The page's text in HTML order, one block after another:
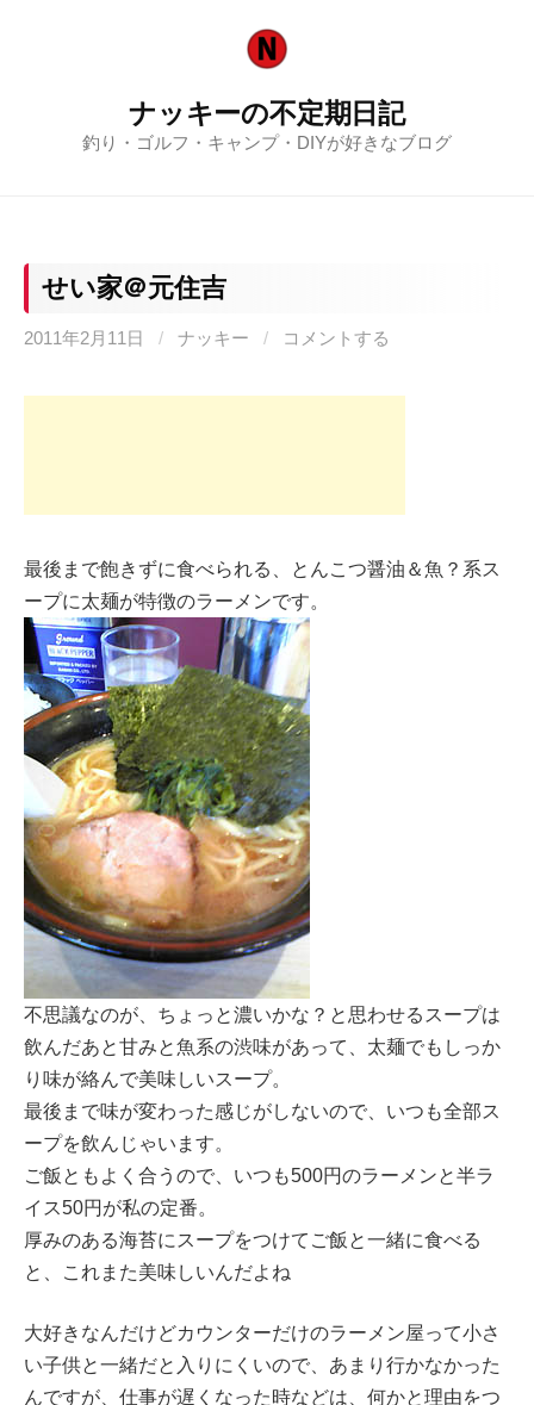
ナッキーの不定期日記
釣り・ゴルフ・キャンプ・DIYが好きなブログ
せい家＠元住吉
2011年2月11日 / ナッキー / コメントする
最後まで飽きずに食べられる、とんこつ醤油＆魚？系ス
ープに太麺が特徴のラーメンです。
不思議なのが、ちょっと濃いかな？と思わせるスープは
飲んだあと甘みと魚系の渋味があって、太麺でもしっか
り味が絡んで美味しいスープ。
最後まで味が変わった感じがしないので、いつも全部ス
ープを飲んじゃいます。
ご飯ともよく合うので、いつも500円のラーメンと半ラ
イス50円が私の定番。
厚みのある海苔にスープをつけてご飯と一緒に食べる
と、これまた美味しいんだよね
大好きなんだけどカウンターだけのラーメン屋って小さ
い子供と一緒だと入りにくいので、あまり行かなかった
んですが、仕事が遅くなった時などは、何かと理由をつ